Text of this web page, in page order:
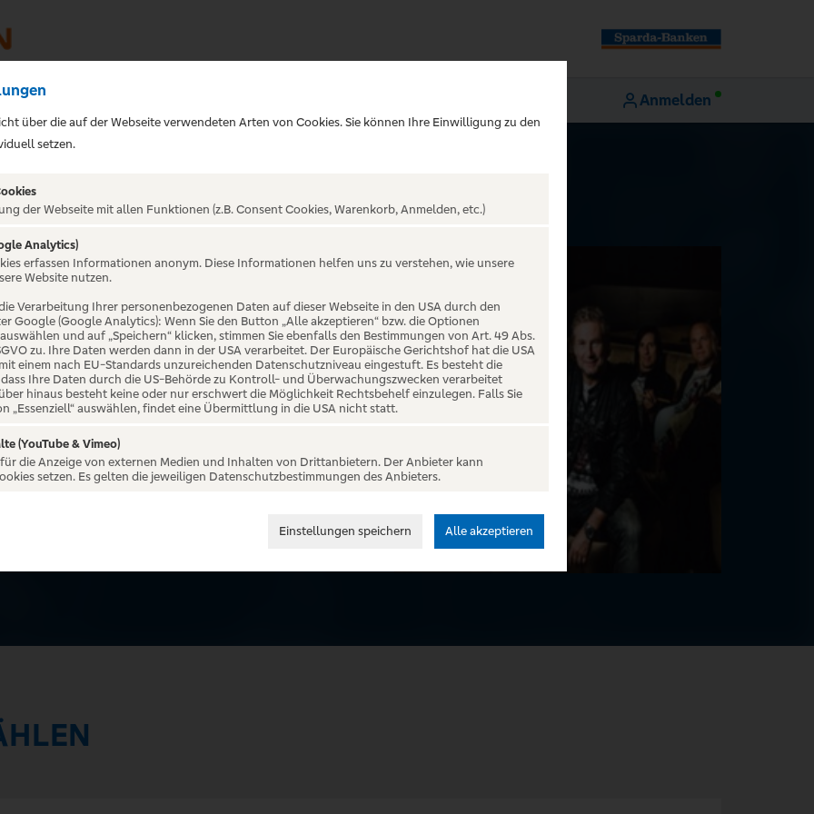
Anmelden
ihr 40-jähriges Bühnenjubiläum
Rolling Stones im deutschen
über die auf der Webseite verwendeten Arten von Cookies. Sie können Ihre Einwilligung zu den
setzen.
der Webseite mit allen Funktionen (z.B. Consent Cookies, Warenkorb, Anmelden, etc.)
Analytics)
erfassen Informationen anonym. Diese Informationen helfen uns zu verstehen, wie unsere
Website nutzen.
Verarbeitung Ihrer personenbezogenen Daten auf dieser Webseite in den USA durch den
Google (Google Analytics): Wenn Sie den Button „Alle akzeptieren“ bzw. die Optionen
und auf „Speichern“ klicken, stimmen Sie ebenfalls den Bestimmungen von Art. 49 Abs.
zu. Ihre Daten werden dann in der USA verarbeitet. Der Europäische Gerichtshof hat die USA
einem nach EU-Standards unzureichenden Datenschutzniveau eingestuft. Es besteht die
Ihre Daten durch die US-Behörde zu Kontroll- und Überwachungszwecken verarbeitet
hinaus besteht keine oder nur erschwert die Möglichkeit Rechtsbehelf einzulegen. Falls Sie
„Essenziell“ auswählen, findet eine Übermittlung in die USA nicht statt.
(YouTube & Vimeo)
die Anzeige von externen Medien und Inhalten von Drittanbietern. Der Anbieter kann
setzen. Es gelten die jeweiligen Datenschutzbestimmungen des Anbieters.
Einstellungen speichern Alle akzeptieren